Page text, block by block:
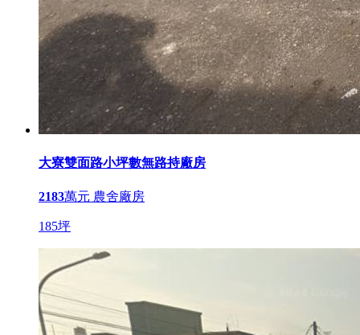
大寮雙面路小坪數無路持廠房
2183萬元 農舍廠房
185坪